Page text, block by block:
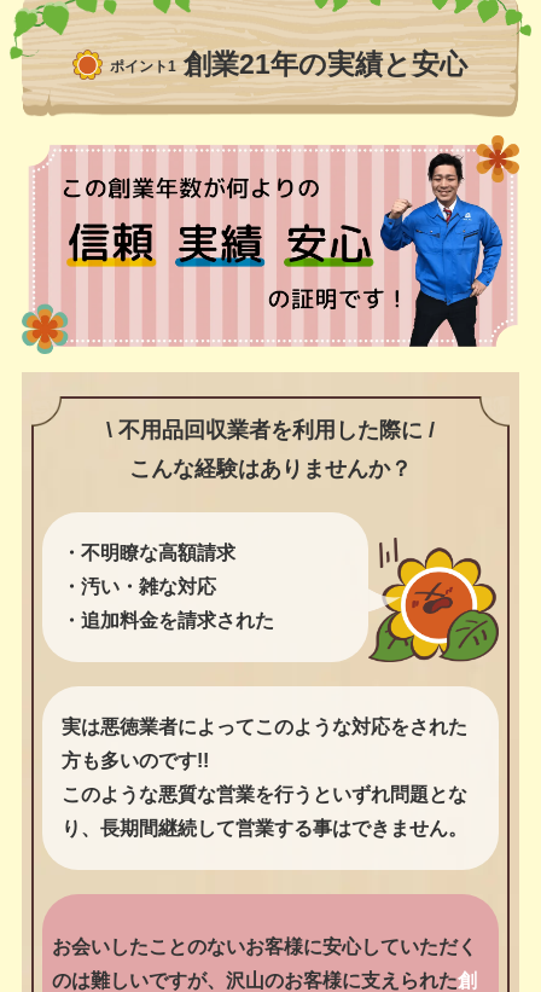
ポイント1 創業21年の実績と安心
\ 不用品回収業者を利用した際に /
こんな経験はありませんか？
・不明瞭な高額請求
・汚い・雑な対応
・追加料金を請求された
実は悪徳業者によってこのような対応をされた
方も多いのです!!
このような悪質な営業を行うといずれ問題とな
り、長期間継続して営業する事はできません。
お会いしたことのないお客様に安心していただく
のは難しいですが、沢山のお客様に支えられた創